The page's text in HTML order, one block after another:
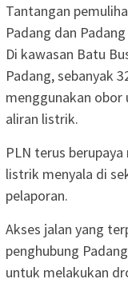
Tantangan
Padang dan
Di kawasan Batu
Padang, sebanyak
menggunakan obor
aliran listrik.
PLN terus
listrik menyala di
pelaporan.
Akses jalan yang
penghubung
untuk melakukan